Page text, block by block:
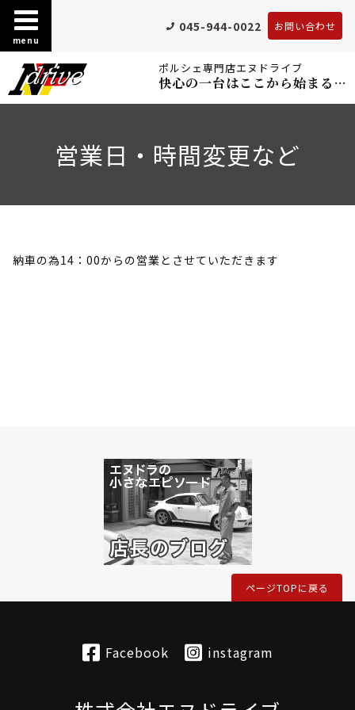
menu
045-944-0022 お問い合わせ
ポルシェ専門店エヌドライブ
快心の一台はここから始まる…
営業日・時間変更など
納車の為14：00からの営業とさせていただきます
ページTOPに戻る
Facebook instagram